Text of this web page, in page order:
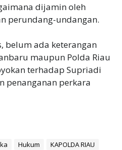
dijamin oleh
perundang-undangan.
belum ada keterangan
maupun Polda Riau
terhadap Supriadi
penanganan perkara
Hukum
KAPOLDA RIAU